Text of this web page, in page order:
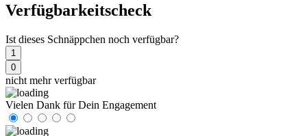
Verfügbarkeitscheck
Ist dieses Schnäppchen noch verfügbar?
1
0
nicht mehr verfügbar
Vielen Dank für Dein Engagement